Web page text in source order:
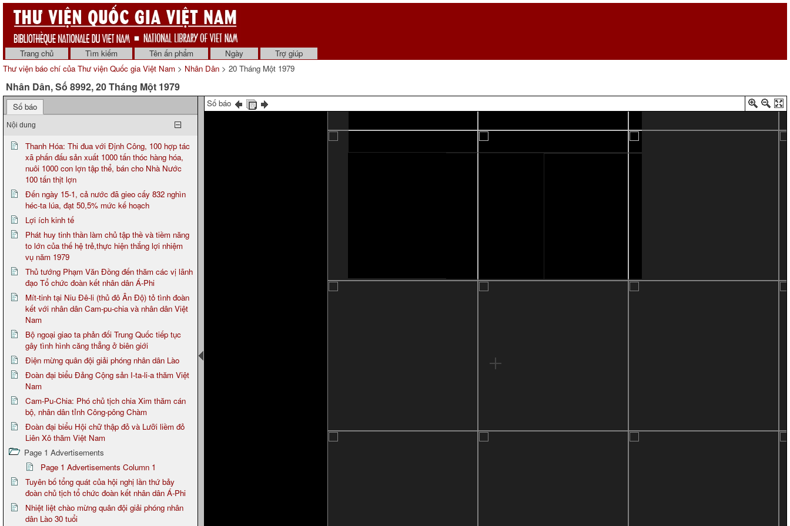
Trang chủ Tìm kiếm Tên ấn phẩm Ngày
Trợ giúp
Thư viện báo chí của Thư viện Quốc gia Việt Nam > Nhân Dân > 20 Tháng Một 1979
Nhân Dân, Số 8992, 20 Tháng Một 1979
Số báo
Nội dung
Thanh Hóa: Thi đua với Định Công, 100 hợp tác
xã phấn đấu sản xuất 1000 tấn thóc hàng hóa,
nuôi 1000 con lợn tập thể, bán cho Nhà Nước
100 tấn thịt lợn
Đến ngày 15-1, cả nước đã gieo cấy 832 nghìn
héc-ta lúa, đạt 50,5% mức kế hoạch
Lợi ích kinh tế
Phát huy tinh thần làm chủ tập thề và tiềm năng
to lớn của thế hệ trẻ,thực hiện thắng lợi nhiệm
vụ năm 1979
Thủ tướng Phạm Văn Đồng đến thăm các vị lãnh
đạo Tổ chức đoàn kết nhân dân Á-Phi
Mít-tinh tại Niu Đê-li (thủ đô Ân Độ) tỏ tình đoàn
kết với nhân dân Cam-pu-chia và nhân dân Việt
Nam
Bộ ngoại giao ta phản đối Trung Quốc tiếp tục
gây tình hình căng thẳng ở biên giới
Điện mừng quân đội giải phóng nhân dân Lào
Đoàn đại biểu Đảng Cộng sản I-ta-li-a thăm Việt
Nam
Cam-Pu-Chia: Phó chủ tịch chia Xim thăm cán
bộ, nhân dân tỉnh Công-pông Chàm
Đoàn đại biểu Hội chữ thập đỏ và Lưỡi liềm đỏ
Liên Xô thăm Việt Nam
Page 1 Advertisements
Page 1 Advertisements Column 1
Tuyên bố tổng quát của hội nghị lần thứ bảy
đoàn chủ tịch tổ chức đoàn kết nhân dân Á-Phi
Nhiệt liệt chào mừng quân đội giải phóng nhân
dân Lào 30 tuổi
Số báo